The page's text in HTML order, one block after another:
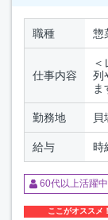
職種 惣
仕事内容
列
ま
勤務地 貝
給与 時
60代以上活躍中
ここがオススメ！